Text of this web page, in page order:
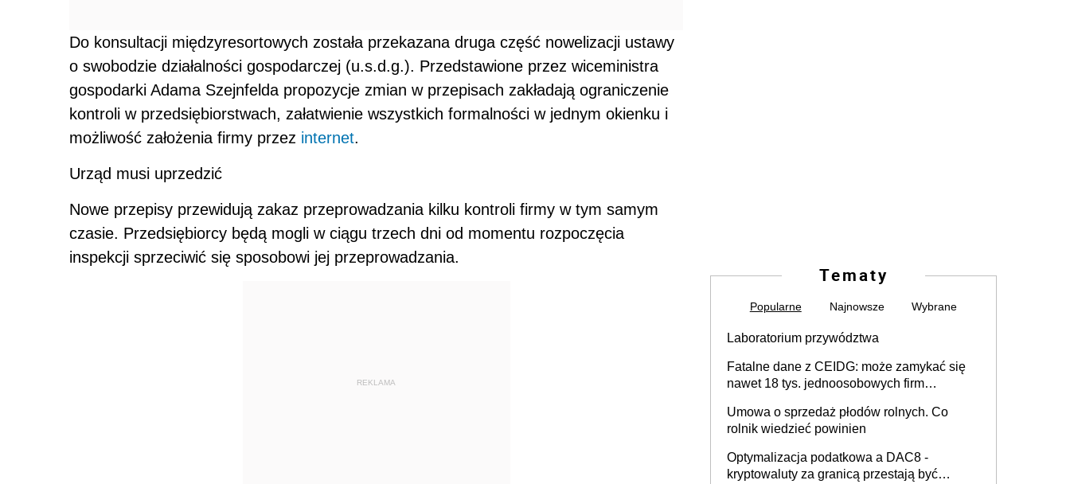
Do konsultacji międzyresortowych została przekazana druga część nowelizacji ustawy
o swobodzie działalności gospodarczej (u.s.d.g.). Przedstawione przez wiceministra
gospodarki Adama Szejnfelda propozycje zmian w przepisach zakładają ograniczenie
kontroli w przedsiębiorstwach, załatwienie wszystkich formalności w jednym okienku i
możliwość założenia firmy przez internet.
Urząd musi uprzedzić
Nowe przepisy przewidują zakaz przeprowadzania kilku kontroli firmy w tym samym
czasie. Przedsiębiorcy będą mogli w ciągu trzech dni od momentu rozpoczęcia
inspekcji sprzeciwić się sposobowi jej przeprowadzania.
REKLAMA
Tematy
Popularne Najnowsze Wybrane
Laboratorium przywództwa
Fatalne dane z CEIDG: może zamykać się
nawet 18 tys. jednoosobowych firm
Umowa o sprzedaż płodów rolnych. Co
rolnik wiedzieć powinien
Optymalizacja podatkowa a DAC8 -
kryptowaluty za granicą przestają być